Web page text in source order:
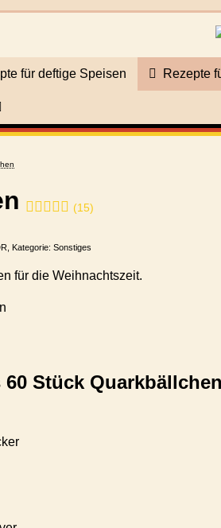
für deftige Speisen Rezepte
(15)
, Kategorie:Sonstiges
für die Weihnachtszeit.
Stück